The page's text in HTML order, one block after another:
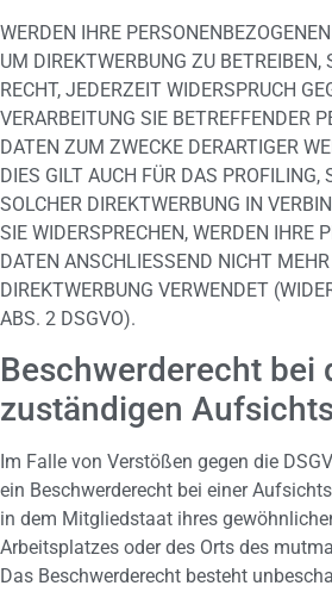
WERDEN IHRE
UM DIREKTWERBUNG ZU BETREIBEN,
RECHT, JEDERZEIT WIDERSPRUCH
VERARBEITUNG SIE BETREFFENDER
DATEN ZUM ZWECKE DERARTIGER
DIES GILT AUCH FÜR DAS PROFILING,
SOLCHER DIREKTWERBUNG IN
SIE WIDERSPRECHEN, WERDEN IHRE
DATEN ANSCHLIESSEND NICHT
DIREKTWERBUNG VERWENDET
ABS. 2 DSGVO).
Beschwerde­recht bei
zuständigen
Im Falle von Verstößen gegen die
ein Beschwerderecht bei einer
in dem Mitgliedstaat ihres
Arbeitsplatzes oder des Orts des
Das Beschwerderecht besteht